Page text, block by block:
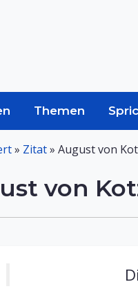
Themen
» Zitat» August von
von